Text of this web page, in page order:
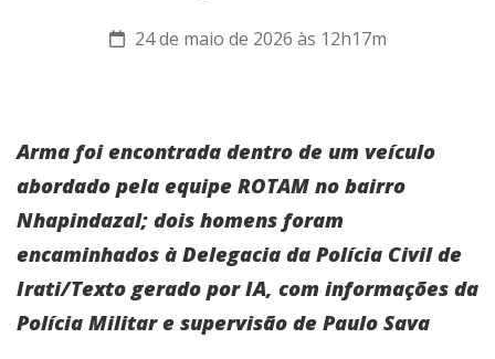
24 de maio de 2026 às 12h17m
Arma foi encontrada dentro de um veículo
abordado pela equipe ROTAM no bairro
Nhapindazal; dois homens foram
encaminhados à Delegacia da Polícia Civil de
Irati/Texto gerado por IA, com informações da
Polícia Militar e supervisão de Paulo Sava